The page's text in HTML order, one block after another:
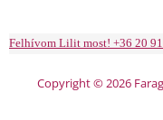
Felhívom Lilit most! +36 20
Copyright © 2026